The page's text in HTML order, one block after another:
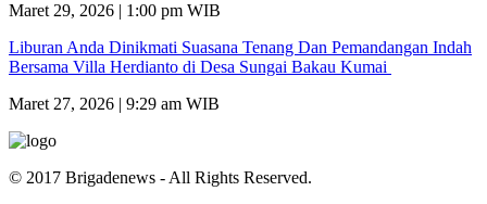
Maret 29, 2026 | 1:00 pm WIB
Liburan Anda Dinikmati Suasana Tenang Dan Pemandangan Indah
Bersama Villa Herdianto di Desa Sungai Bakau Kumai
Maret 27, 2026 | 9:29 am WIB
© 2017 Brigadenews - All Rights Reserved.